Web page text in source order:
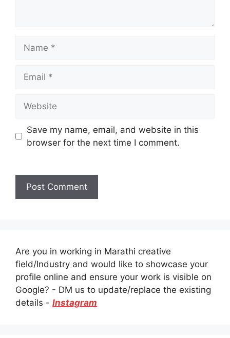
Save my name, email, and website in this
browser for the next time I comment.
Are you in working in Marathi creative
field/Industry and would like to showcase your
profile online and ensure your work is visible on
Google? - DM us to update/replace the existing
details - Instagram